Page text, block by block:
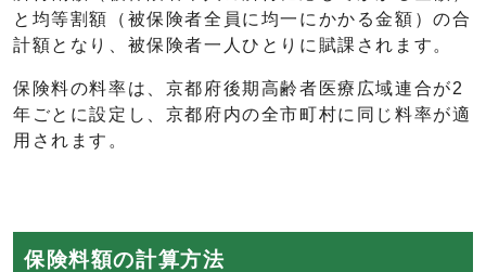
と均等割額（被保険者全員に均一にかかる金額）の合
計額となり、被保険者一人ひとりに賦課されます。
保険料の料率は、京都府後期高齢者医療広域連合が2
年ごとに設定し、京都府内の全市町村に同じ料率が適
用されます。
保険料額の計算方法